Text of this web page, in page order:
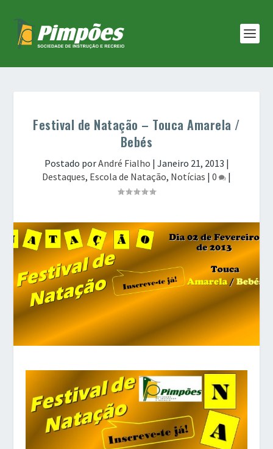
Festival de Natação – Touca Amarela /
Bebés
Postado porAndré Fialho | Janeiro 21, 2013 |
Destaques, Escola de Natação, Notícias | 0 |